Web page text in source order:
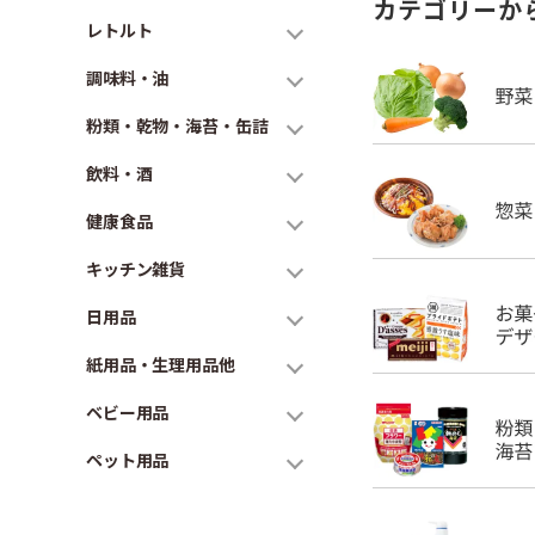
レトルト
調味料・油
粉類・乾物・海苔・缶詰
飲料・酒
健康食品
キッチン雑貨
日用品
紙用品・生理用品他
ベビー用品
ペット用品
カテゴリーか